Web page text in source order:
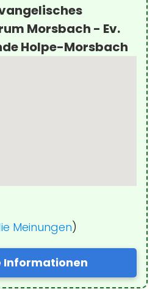
Morsbach - Ev.
Holpe-Morsbach
Meinungen)
Informationen